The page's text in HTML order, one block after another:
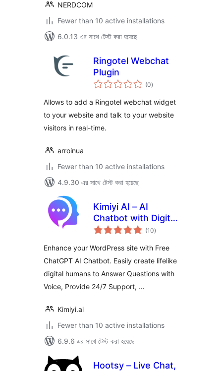
NERDCOM
Fewer than 10 active installations
6.0.13 এর সাথে টেস্ট করা হয়েছে
Ringotel Webchat
Plugin
(0total
ratings
)
Allows to add a Ringotel webchat widget
to your website and talk to your website
visitors in real-time.
arroinua
Fewer than 10 active installations
4.9.30 এর সাথে টেস্ট করা হয়েছে
Kimiyi AI – AI
Chatbot with Digital
Human, ChatGPT
(10total
ratings
)
Enhance your WordPress site with Free
ChatGPT AI Chatbot. Easily create lifelike
digital humans to Answer Questions with
Voice, Provide 24/7 Support, …
Kimiyi.ai
Fewer than 10 active installations
6.9.6 এর সাথে টেস্ট করা হয়েছে
Hootsy – Live Chat,